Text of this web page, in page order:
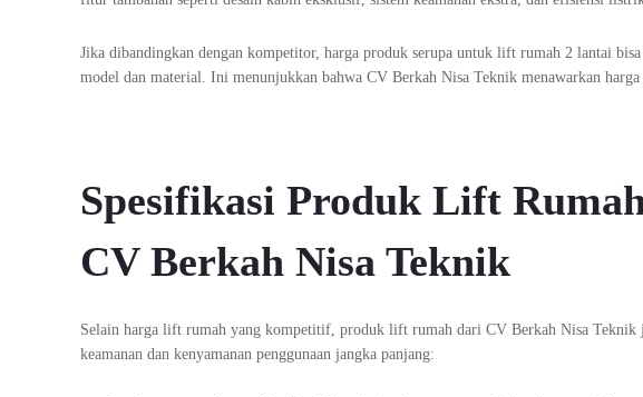
Jika dibandingkan dengan kompetitor, harga produk serupa untuk lift rumah 2 lantai
model dan material. Ini menunjukkan bahwa CV Berkah Nisa Teknik menawarkan
Spesifikasi Produk Lift
CV Berkah Nisa Teknik
Selain harga lift rumah yang kompetitif, produk lift rumah dari CV Berkah Nisa Teknik
keamanan dan kenyamanan penggunaan jangka panjang: